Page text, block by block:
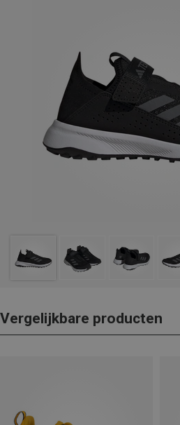
Vergelijkbare producten